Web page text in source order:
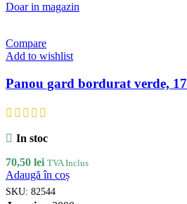
Doar in magazin
Compare
Add to wishlist
Panou gard bordurat verde,
In stoc
70,50 lei TVA Inclus
Adaugă în coș
SKU: 82544